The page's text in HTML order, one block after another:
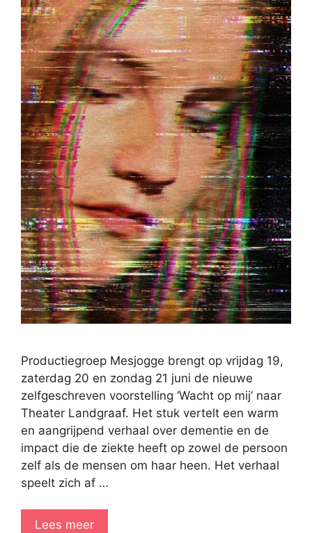
Productiegroep Mesjogge brengt op vrijdag 19,
zaterdag 20 en zondag 21 juni de nieuwe
zelfgeschreven voorstelling ‘Wacht op mij’ naar
Theater Landgraaf. Het stuk vertelt een warm
en aangrijpend verhaal over dementie en de
impact die de ziekte heeft op zowel de persoon
zelf als de mensen om haar heen. Het verhaal
speelt zich af …
Lees meer